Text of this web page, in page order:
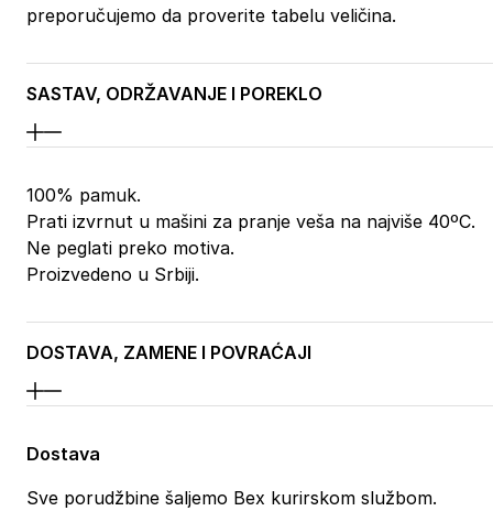
preporučujemo da proverite tabelu veličina.
SASTAV, ODRŽAVANJE I POREKLO
100% pamuk.
Prati izvrnut u mašini za pranje veša na najviše 40ºC.
Ne peglati preko motiva.
Proizvedeno u Srbiji.
DOSTAVA, ZAMENE I POVRAĆAJI
Dostava
Sve porudžbine šaljemo Bex kurirskom službom.